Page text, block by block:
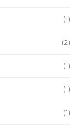
(1)
(2)
(1)
(1)
(1)